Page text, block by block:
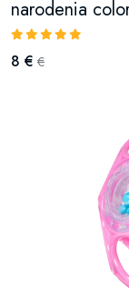
narodenia
8 € €